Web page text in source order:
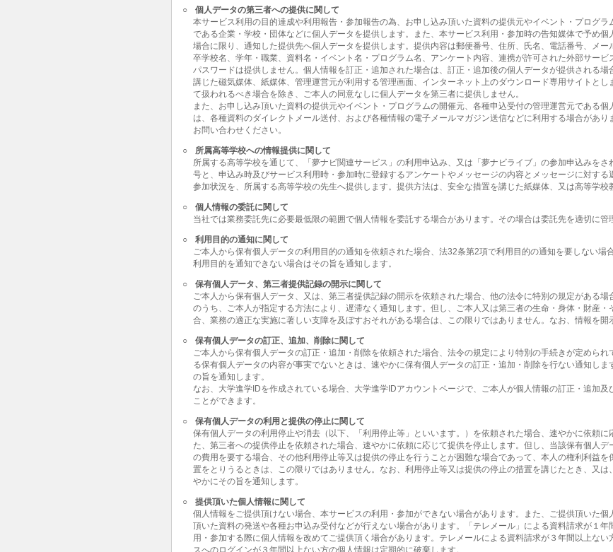
○
個人データの第三者への提供に関して
本サービス利用の目的達成や利用報告・参加報告の為、お申し込み頂いた資料の提供元やイベント・プログ
である企業・学校・団体などに個人データを提供します。また、本サービス利用・参加時の告知媒体で予め
場合に限り、通知した提供先へ個人データを提供します。提供内容は郵便番号、住所、氏名、電話番号、メ
卒学校名、学年・職業、資料名・イベント名・プログラム名、アンケート内容、連携が許可された外部サービ
パスワードは提供しません。個人情報を訂正・追加された場合は、訂正・追加後の個人データが提供される
講じた磁気媒体、紙媒体、管理運営元が利用する管理画面、インターネット上のダウンロード専用サイトとし
て扱われるべき場合を除き、ご本人の同意なしに個人データを第三者に提供しません。
また、お申し込み頂いた資料の提供元やイベント・プログラムの開催元、各種申込受付の管理運営元である
は、各種資料のダイレクトメール送付、および各種情報の電子メールマガジン送信などに利用する場合があ
お問い合わせください。
○
所属高等学校への情報提供に関して
所属する高等学校を通じて、「夢ナビ関連サービス」の利用申込み、又は「夢ナビライブ」の参加申込みを
号と、申込み時及びサービス利用時・参加時に登録するアンケートやメッセージの内容とメッセージに対する
参加状況を、所属する高等学校の先生へ提供します。提供方法は、安全な措置を講じた紙媒体、又は高等学校
○
個人情報の委託に関して
当社では業務委託先に必要最低限の範囲で個人情報を委託する場合があります。その場合は委託先を適切に管
○
利用目的の通知に関して
ご本人から保有個人データの利用目的の通知を依頼された場合、法32条第2項で利用目的の通知を要しない場
利用目的を通知できない場合はその旨を通知します。
○
保有個人データ、第三者提供記録の開示に関して
ご本人から保有個人データ、又は、第三者提供記録の開示を依頼された場合、他の法令に特別の規定がある
のうち、ご本人が指定する方法により、遅滞なく通知します。但し、ご本人又は第三者の生命・身体・財産
合、業務の適正な実施に著しい支障を及ぼすおそれがある場合は、この限りではありません。なお、情報を開
○
保有個人データの訂正、追加、削除に関して
ご本人から保有個人データの訂正・追加・削除を依頼された場合、法令の規定により特別の手続きが定めら
る保有個人データの内容が事実でないときは、速やかに保有個人データの訂正・追加・削除を行ない通知し
の旨を通知します。
なお、大学進学IDを作成されている場合、大学進学IDアカウントページで、ご本人が個人情報の訂正・追加及
ことができます。
○
保有個人データの利用と提供の停止に関して
保有個人データの利用停止や消去（以下、「利用停止等」といいます。）を依頼された場合、速やかに依頼に
た、第三者への提供停止を依頼された場合、速やかに依頼に応じて提供を停止します。但し、当該保有個人
の費用を要する場合、その他利用停止等又は提供の停止を行うことが困難な場合であって、本人の権利利益
置をとりうるときは、この限りではありません。なお、利用停止等又は提供の停止の措置を講じたとき、又
やかにその旨を通知します。
○
提供頂いた個人情報に関して
個人情報をご提供頂けない場合、本サービスの利用・参加ができない場合があります。また、ご提供頂いた
頂いた資料の発送や各種お申込み受付などが行えない場合があります。「テレメール」による資料請求が１年
用・参加する際に個人情報を改めてご提供頂く場合があります。テレメールによる資料請求が３年間以上な
スへのログインが３年間以上ない方の個人情報は定期的に破棄します。